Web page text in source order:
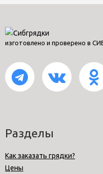
изготовлено и проверено в
Разделы
Как заказать грядки?
Цены